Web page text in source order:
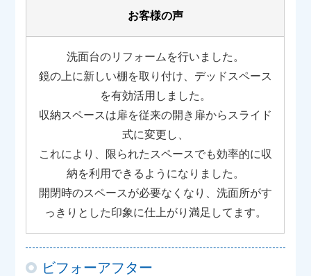
お客様の声
洗面台のリフォームを行いました。
鏡の上に新しい棚を取り付け、デッドスペース
を有効活用しました。
収納スペースは扉を従来の開き扉からスライド
式に変更し、
これにより、限られたスペースでも効率的に収
納を利用できるようになりました。
開閉時のスペースが必要なくなり、洗面所がす
っきりとした印象に仕上がり満足してます。
ビフォーアフター